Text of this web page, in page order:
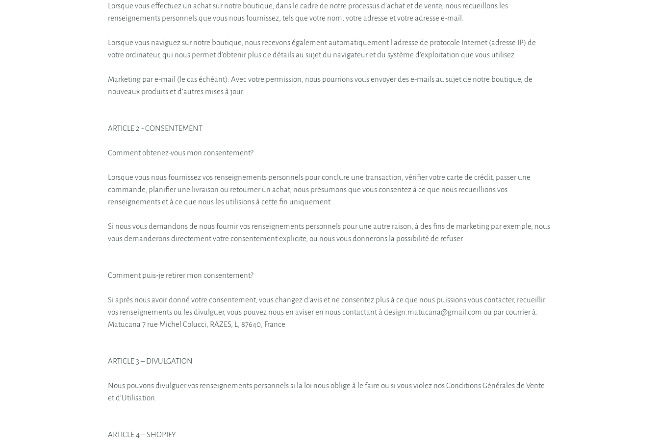
Lorsque vous effectuez un achat sur notre boutique, dans le cadre de notre processus d’achat et de vente, nous recueillons les
renseignements personnels que vous nous fournissez, tels que votre nom, votre adresse et votre adresse e-mail.
Lorsque vous naviguez sur notre boutique, nous recevons également automatiquement l’adresse de protocole Internet (adresse IP) de
votre ordinateur, qui nous permet d’obtenir plus de détails au sujet du navigateur et du système d’exploitation que vous utilisez.
Marketing par e-mail (le cas échéant): Avec votre permission, nous pourrions vous envoyer des e-mails au sujet de notre boutique, de
nouveaux produits et d’autres mises à jour.
ARTICLE 2 - CONSENTEMENT
Comment obtenez-vous mon consentement?
Lorsque vous nous fournissez vos renseignements personnels pour conclure une transaction, vérifier votre carte de crédit, passer une
commande, planifier une livraison ou retourner un achat, nous présumons que vous consentez à ce que nous recueillions vos
renseignements et à ce que nous les utilisions à cette fin uniquement.
Si nous vous demandons de nous fournir vos renseignements personnels pour une autre raison, à des fins de marketing par exemple, nous
vous demanderons directement votre consentement explicite, ou nous vous donnerons la possibilité de refuser.
Comment puis-je retirer mon consentement?
Si après nous avoir donné votre consentement, vous changez d’avis et ne consentez plus à ce que nous puissions vous contacter, recueillir
vos renseignements ou les divulguer, vous pouvez nous en aviser en nous contactant à design.matucana@gmail.com ou par courrier à:
Matucana 7 rue Michel Colucci, RAZES, L, 87640, France
ARTICLE 3 – DIVULGATION
Nous pouvons divulguer vos renseignements personnels si la loi nous oblige à le faire ou si vous violez nos Conditions Générales de Vente
et d’Utilisation.
ARTICLE 4 – SHOPIFY